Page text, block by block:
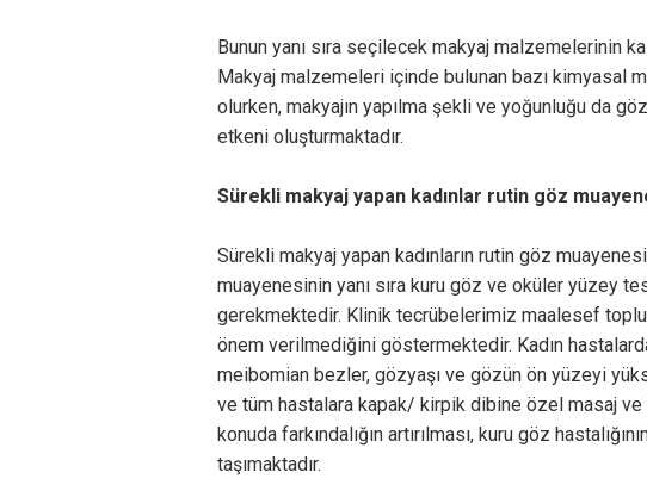
Bunun yanı sıra seçilecek makyaj malzemelerinin
Makyaj malzemeleri içinde bulunan bazı kimyasal
olurken, makyajın yapılma şekli ve yoğunluğu da
etkeni oluşturmaktadır.
Sürekli makyaj yapan kadınlar rutin göz
Sürekli makyaj yapan kadınların rutin göz
muayenesinin yanı sıra kuru göz ve oküler yüzey
gerekmektedir. Klinik tecrübelerimiz maalesef
önem verilmediğini göstermektedir. Kadın
meibomian bezler, gözyaşı ve gözün ön yüzeyi
ve tüm hastalara kapak/ kirpik dibine özel masaj ve
konuda farkındalığın artırılması, kuru göz
taşımaktadır.